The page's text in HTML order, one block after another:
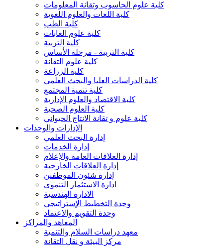
كلية علوم الحاسوب وتقانة المعلومات
كلية اللغات والعلوم اللغوية
كلية الطب
كلية علوم الغابات
كلية التربية
كلية التربية - مرحلة الأساس
كلية علوم التقانة
كلية الزراعة
كلية الدراسات العليا والبحث العلمي
كلية تنمية المجتمع
كلية الاقتصاد والعلوم الإدارية
كلية العلوم الصحية
كلية علوم و تقانة الانتاج الحيواني
الإدارات والوحدات
إدارة البحث العلمي
إدارة الخدمات
إدارة العلاقات العامة والإعلام
إدارة العلاقات الخارجية
إدارة شئون الموظفين
ادارة الاستثمار التنموي
الادارة الهندسية
وحدة التخطيط الإستراتيجي
وحدة التقويم والاعتماد
المعاهد والمراكز
معهد دراسات السلام والتنمية
مركز البيئة و نقل التقانة